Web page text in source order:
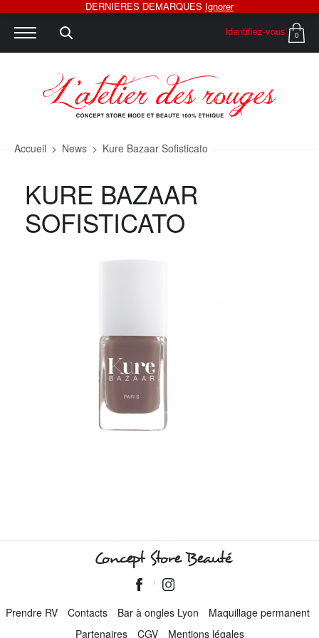
Identifiez-vous 0
Accueil > News > Kure Bazaar Sofisticato
KURE BAZAAR
SOFISTICATO
Concept Store Beauté
Prendre RV Contacts Bar à ongles Lyon
Maquillage permanent
Partenaires
CGV Mentions légales
DERNIERES DEMARQUES Ignorer